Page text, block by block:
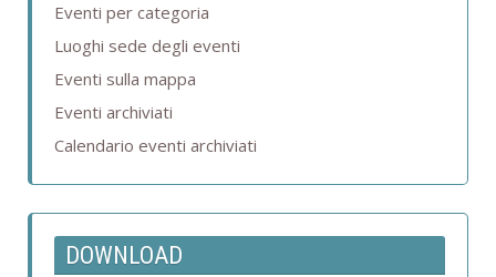
Eventi per categoria
Luoghi sede degli eventi
Eventi sulla mappa
Eventi archiviati
Calendario eventi archiviati
DOWNLOAD